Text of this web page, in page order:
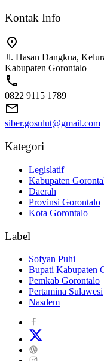
Kontak Info
Jl. Hasan Dangkua,
Kabupaten Gorontalo
0822 9115 1789
siber.gosulut@gmail.com
Kategori
Legislatif
Kabupaten
Daerah
Provinsi Gorontalo
Kota Gorontalo
Label
Sofyan Puhi
Bupati Kabupaten
Pemkab Gorontalo
Pertamina Sulawesi
Nasdem